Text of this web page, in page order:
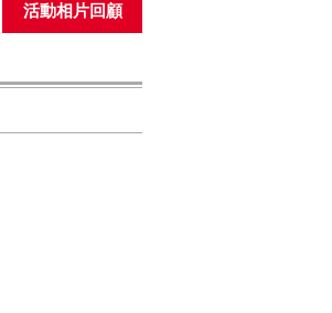
活動相片回顧